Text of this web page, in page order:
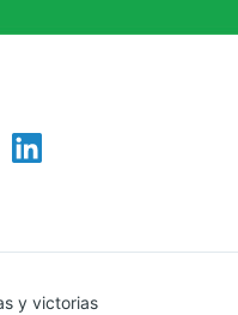
y victorias